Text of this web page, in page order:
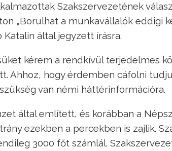
Szakszervezetének
„Borulhat a munkavállalók eddigi
által jegyzett írásra.
kérem a rendkívül terjedelmes
Ahhoz, hogy érdemben cáfolni
van némi háttérinformációra.
által említett, és korábban a
ezekben a percekben is zajlik.
3000 főt számlál.